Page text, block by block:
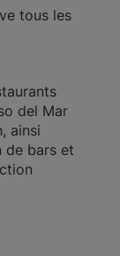
tous les
del Mar
ainsi
de bars et